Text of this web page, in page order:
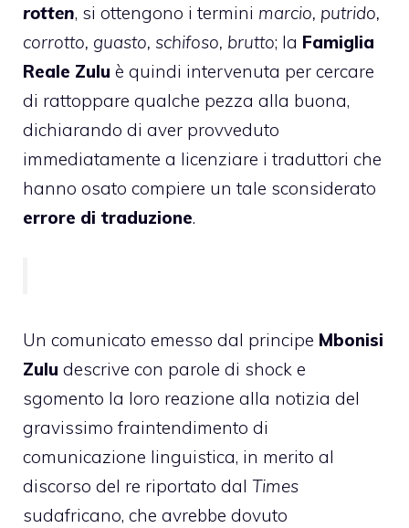
rotten, si ottengono i termini marcio, putrido,
corrotto, guasto, schifoso, brutto; la Famiglia
Reale Zulu è quindi intervenuta per cercare
di rattoppare qualche pezza alla buona,
dichiarando di aver provveduto
immediatamente a licenziare i traduttori che
hanno osato compiere un tale sconsiderato
errore di traduzione.
Un comunicato emesso dal principe Mbonisi
Zulu descrive con parole di shock e
sgomento la loro reazione alla notizia del
gravissimo fraintendimento di
comunicazione linguistica, in merito al
discorso del re riportato dal Times
sudafricano, che avrebbe dovuto